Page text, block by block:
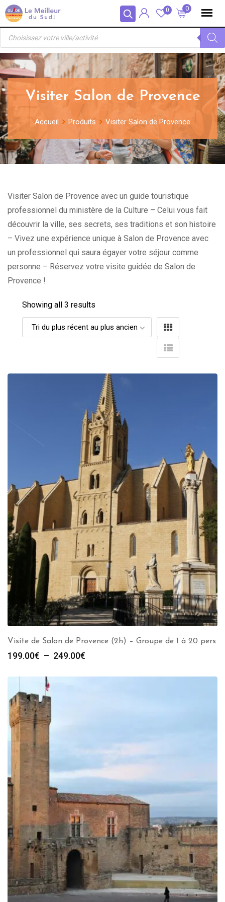
Panneau de gestion des cookies
Skip
to
content
0
0
Recherche
produits
Visiter Salon de Provence
Accueil Produits Visiter Salon de Provence
Visiter Salon de Provence avec un guide touristique
professionnel du ministère de la Culture – Celui vous fait
découvrir la ville, ses secrets, ses traditions et son histoire
– Vivez une expérience unique à Salon de Provence avec
un professionnel qui saura égayer votre séjour comme
personne – Réservez votre visite guidée de Salon de
Provence !
Showing all 3 results
Visite de Salon de Provence (2h) – Groupe de 1 à 20 pers
199.00€ – 249.00€
prix :